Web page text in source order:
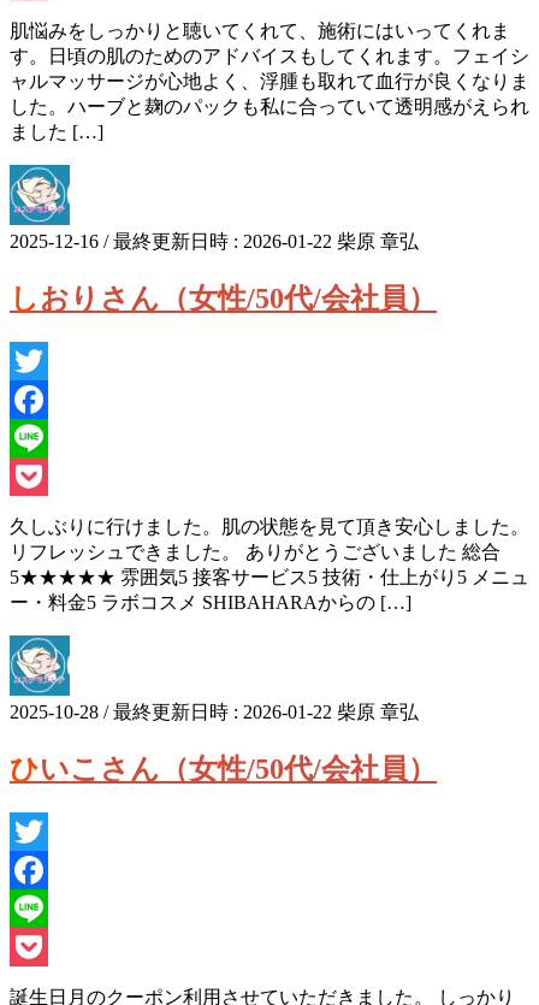
Pocket
肌悩みをしっかりと聴いてくれて、施術にはいってくれま
す。日頃の肌のためのアドバイスもしてくれます。フェイシ
ャルマッサージが心地よく、浮腫も取れて血行が良くなりま
した。ハーブと麹のパックも私に合っていて透明感がえられ
ました […]
2025-12-16 / 最終更新日時 : 2026-01-22 柴原 章弘
しおりさん（女性/50代/会社員）
Twitter
Facebook
Line
Pocket
久しぶりに行けました。肌の状態を見て頂き安心しました。
リフレッシュできました。 ありがとうございました 総合
5★★★★★ 雰囲気5 接客サービス5 技術・仕上がり5 メニュ
ー・料金5 ラボコスメ SHIBAHARAからの […]
2025-10-28 / 最終更新日時 : 2026-01-22 柴原 章弘
ひいこさん（女性/50代/会社員）
Twitter
Facebook
Line
Pocket
誕生日月のクーポン利用させていただきました。 しっかり